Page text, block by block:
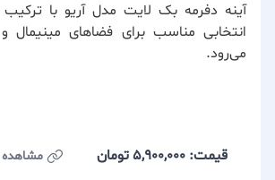
آینه دفرمه بک لایت مدل آریو با ترکیب
انتخابی مناسب برای فضاهای
می‌رود.
قیمت: 5,900,000 تومان